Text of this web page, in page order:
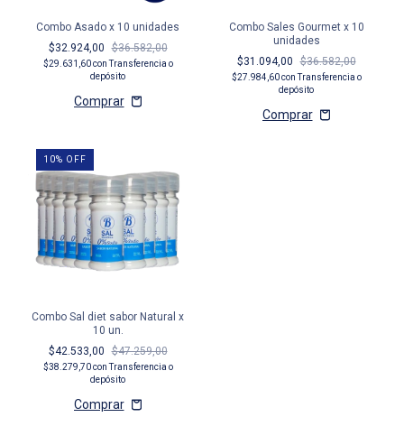
Combo Asado x 10 unidades
$32.924,00
$36.582,00
$29.631,60con Transferencia o
depósito
Combo Sales Gourmet x 10
unidades
$31.094,00
$36.582,00
$27.984,60con Transferencia o
depósito
10% OFF
Combo Sal diet sabor Natural x
10 un.
$42.533,00
$47.259,00
$38.279,70con Transferencia o
depósito